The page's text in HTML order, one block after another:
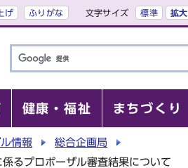
げ ふりがな 文字サイズ 標準 拡大
健康・福祉 まちづくり
情報
総合企画局
るプロポーザル審査結果について